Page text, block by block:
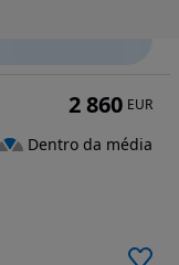
2 860 EUR
Dentro da média